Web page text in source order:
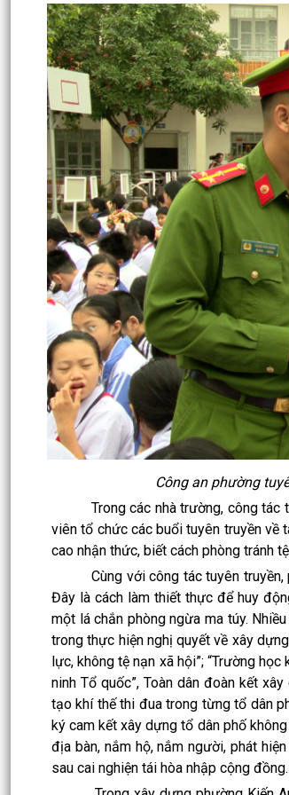
Công an phường
Trong các nhà trường, công tác
viên tổ chức các buổi tuyên truyền về
cao nhận thức, biết cách phòng tránh
Cùng với công tác tuyên truyền,
Đây là cách làm thiết thực để huy
một lá chắn phòng ngừa ma túy.
trong thực hiện nghị quyết về xây
lực, không tệ nạn xã hội”; “Trường học
ninh Tổ quốc”, Toàn dân đoàn kết
tạo khí thế thi đua trong từng tổ dân
ký cam kết xây dựng tổ dân phố
địa bàn, nắm hộ, nắm người, phát
sau cai nghiện tái hòa nhập cộng đồng.